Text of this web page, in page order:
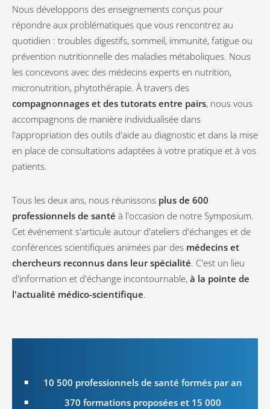
Nous développons des enseignements conçus pour
répondre aux problématiques que vous rencontrez au
quotidien : troubles digestifs, sommeil, immunité, fatigue ou
prévention nutritionnelle des maladies métaboliques. Nous
les concevons avec des médecins experts en nutrition,
micronutrition, phytothérapie. À travers des
compagnonnages et des tutorats entre pairs, nous vous
accompagnons de manière individualisée dans
l'appropriation des outils d'aide au diagnostic et dans la mise
en place de consultations adaptées à votre pratique et à vos
patients.
Tous les deux ans, nous réunissons plus de 600
professionnels de santé à l'occasion de notre Symposium.
Cet événement s'articule autour d'ateliers d'échanges et de
conférences scientifiques animées par des médecins et
chercheurs reconnus dans leur spécialité. C'est un lieu
d'information et d'échange incontournable, à la pointe de
l'actualité médico-scientifique.
10 500 professionnels de santé formés par an
370 formations proposées et 15 000